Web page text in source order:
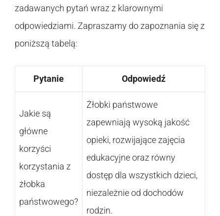
zadawanych pytań wraz z klarownymi
odpowiedziami. Zapraszamy do zapoznania się z
poniższą tabelą:
Pytanie Odpowiedź
Jakie są
główne
korzyści
korzystania z
żłobka
państwowego?
Żłobki państwowe
zapewniają wysoką jakość
opieki, rozwijające zajęcia
edukacyjne oraz równy
dostęp dla wszystkich dzieci,
niezależnie od dochodów
rodzin.